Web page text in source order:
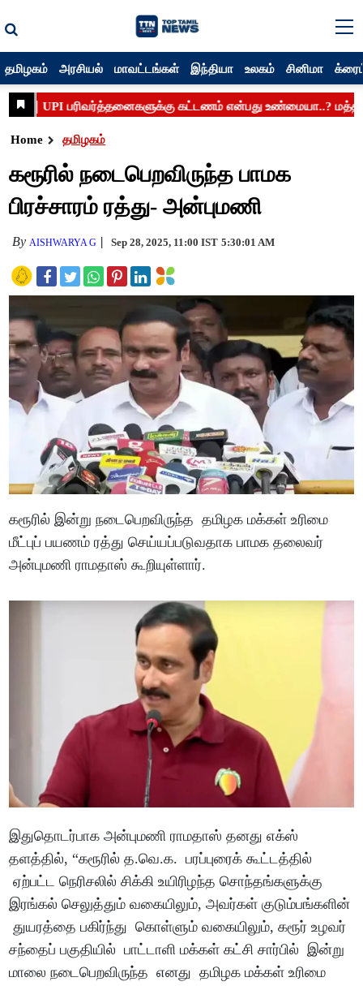
தமிழகம் அரசியல் மாவட்டங்கள் இந்தியா உலகம் சினிமா
Home தமிழகம்
கரூரில் நடைபெறவிருந்த பாமக
பிரச்சாரம் ரத்து- அன்புமணி
By AISHWARYA G Sep 28, 2025, 11:00 IST 5:30:01 AM
கரூரில் இன்று நடைபெறவிருந்த தமிழக மக்கள் உரிமை
மீட்புப் பயணம் ரத்து செய்யப்படுவதாக பாமக தலைவர்
அன்புமணி ராமதாஸ் கூறியுள்ளார்.
இதுதொடர்பாக அன்புமணி ராமதாஸ் தனது எக்ஸ்
தளத்தில், “கரூரில் த.வெ.க. பரப்புரைக் கூட்டத்தில்
ஏற்பட்ட நெரிசலில் சிக்கி உயிரிழந்த சொந்தங்களுக்கு
இரங்கல் செலுத்தும் வகையிலும், அவர்கள் குடும்பங்களின்
துயரத்தை பகிர்ந்து கொள்ளும் வகையிலும், கரூர் உழவர்
சந்தைப் பகுதியில் பாட்டாளி மக்கள் கட்சி சார்பில் இன்று
மாலை நடைபெறவிருந்த எனது தமிழக மக்கள் உரிமை